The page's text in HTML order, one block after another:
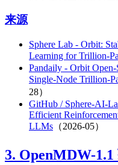
来源
Sphere Lab - Orbit:
Learning for Trillion-
Pandaily - Orbit
Single-Node Trillion-
28）
GitHub / Sphere-AI-
Efficient
LLMs （2026-05）
3. OpenMDW-